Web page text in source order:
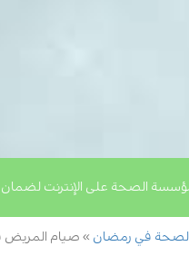
الصحة على الإنترنت
الصحة في رمضان صيام